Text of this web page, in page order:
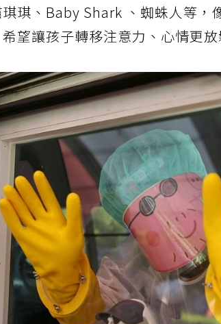
琪、Baby Shark 、蜘蛛人等，
望讓孩子轉移注意力、心情更放